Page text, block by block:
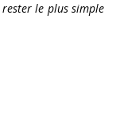
rester le plus simple